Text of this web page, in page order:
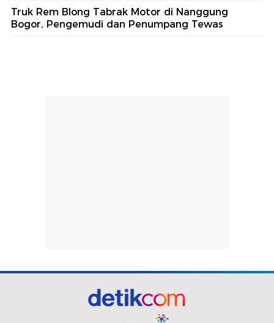
Truk Rem Blong Tabrak Motor di Nanggung
Bogor, Pengemudi dan Penumpang Tewas